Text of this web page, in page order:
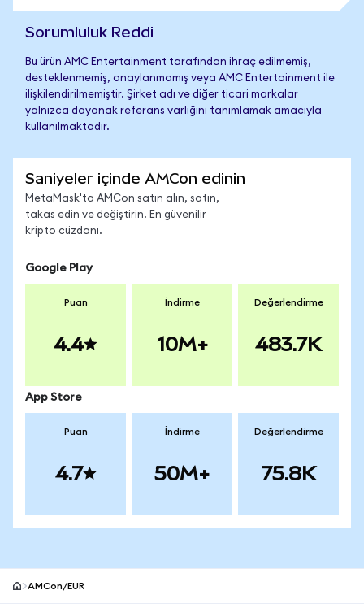
Sorumluluk Reddi
Bu ürün AMC Entertainment tarafından ihraç edilmemiş,
desteklenmemiş, onaylanmamış veya AMC Entertainment ile
ilişkilendirilmemiştir. Şirket adı ve diğer ticari markalar
yalnızca dayanak referans varlığını tanımlamak amacıyla
kullanılmaktadır.
Saniyeler içinde AMCon edinin
MetaMask'ta AMCon satın alın, satın,
takas edin ve değiştirin. En güvenilir
kripto cüzdanı.
Google Play
Puan
4.4
İndirme
10M+
Değerlendirme
483.7K
App Store
Puan
4.7
İndirme
50M+
Değerlendirme
75.8K
AMCon/EUR